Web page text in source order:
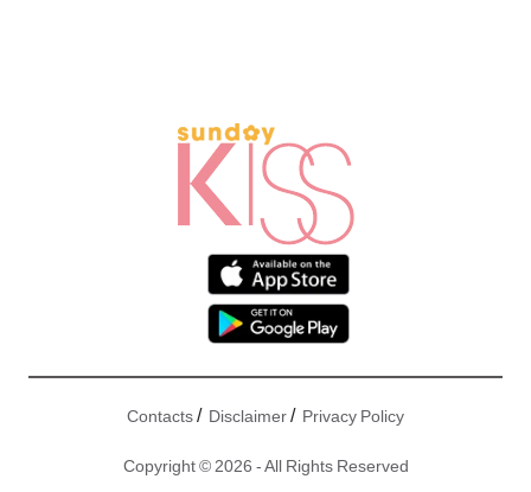
Contacts/ Disclaimer/ Privacy Policy
Copyright © 2026 - All Rights Reserved